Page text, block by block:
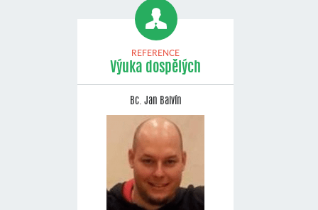
REFERENCE
Výuka dospělých
Bc. Jan Balvín